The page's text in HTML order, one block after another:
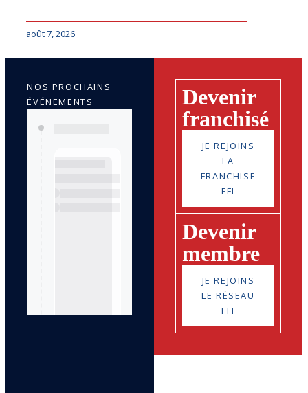
août 7, 2026
Devenir
franchisé
JE REJOINS
LA
FRANCHISE
FFI
Devenir
membre
JE REJOINS
LE RÉSEAU
FFI
NOS PROCHAINS
ÉVÉNEMENTS